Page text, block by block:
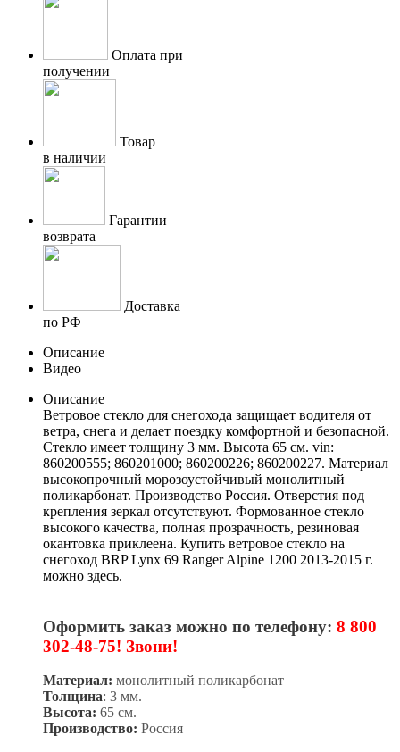
Оплата при
получении
Товар
в наличии
Гарантии
возврата
Доставка
по РФ
Описание
Видео
Описание
Ветровое стекло для снегохода защищает водителя от
ветра, снега и делает поездку комфортной и безопасной.
Стекло имеет толщину 3 мм. Высота 65 см. vin:
860200555; 860201000; 860200226; 860200227. Материал
высокопрочный морозоустойчивый монолитный
поликарбонат. Производство Россия. Отверстия под
крепления зеркал отсутствуют. Формованное стекло
высокого качества, полная прозрачность, резиновая
окантовка приклеена. Купить ветровое стекло на
снегоход BRP Lynx 69 Ranger Alpine 1200 2013-2015 г.
можно здесь.
Оформить заказ можно по телефону: 8 800
302-48-75! Звони!
Материал: монолитный поликарбонат
Толщина: 3 мм.
Высота: 65 см.
Производство: Россия